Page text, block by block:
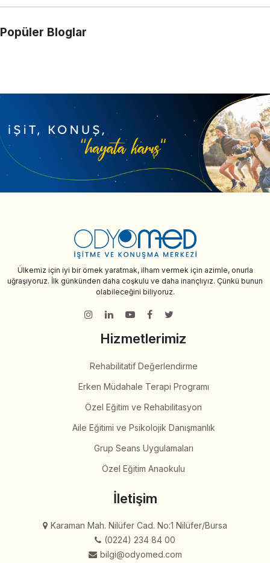
Popüler Bloglar
Ülkemiz için iyi bir örnek yaratmak, ilham vermek için azimle, onurla
uğraşıyoruz. İlk günkünden daha coşkulu ve daha inançlıyız. Çünkü bunun
olabileceğini biliyoruz.
Hizmetlerimiz
Rehabilitatif Değerlendirme
Erken Müdahale Terapi Programı
Özel Eğitim ve Rehabilitasyon
Aile Eğitimi ve Psikolojik Danışmanlık
Grup Seans Uygulamaları
Özel Eğitim Anaokulu
İletişim
Karaman Mah. Nilüfer Cad. No:1 Nilüfer/Bursa
(0224) 234 84 00
bilgi@odyomed.com